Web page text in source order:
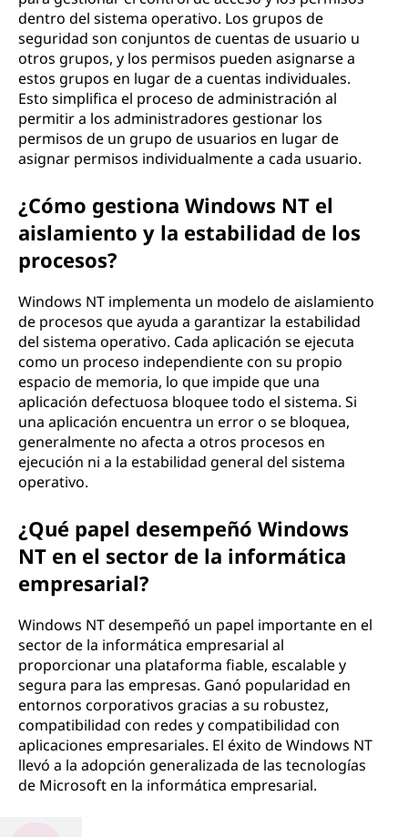
dentro del sistema operativo. Los grupos de
seguridad son conjuntos de cuentas de usuario u
otros grupos, y los permisos pueden asignarse a
estos grupos en lugar de a cuentas individuales.
Esto simplifica el proceso de administración al
permitir a los administradores gestionar los
permisos de un grupo de usuarios en lugar de
asignar permisos individualmente a cada usuario.
¿Cómo gestiona Windows NT el
aislamiento y la estabilidad de los
procesos?
Windows NT implementa un modelo de aislamiento
de procesos que ayuda a garantizar la estabilidad
del sistema operativo. Cada aplicación se ejecuta
como un proceso independiente con su propio
espacio de memoria, lo que impide que una
aplicación defectuosa bloquee todo el sistema. Si
una aplicación encuentra un error o se bloquea,
generalmente no afecta a otros procesos en
ejecución ni a la estabilidad general del sistema
operativo.
¿Qué papel desempeñó Windows
NT en el sector de la informática
empresarial?
Windows NT desempeñó un papel importante en el
sector de la informática empresarial al
proporcionar una plataforma fiable, escalable y
segura para las empresas. Ganó popularidad en
entornos corporativos gracias a su robustez,
compatibilidad con redes y compatibilidad con
aplicaciones empresariales. El éxito de Windows NT
llevó a la adopción generalizada de las tecnologías
de Microsoft en la informática empresarial.